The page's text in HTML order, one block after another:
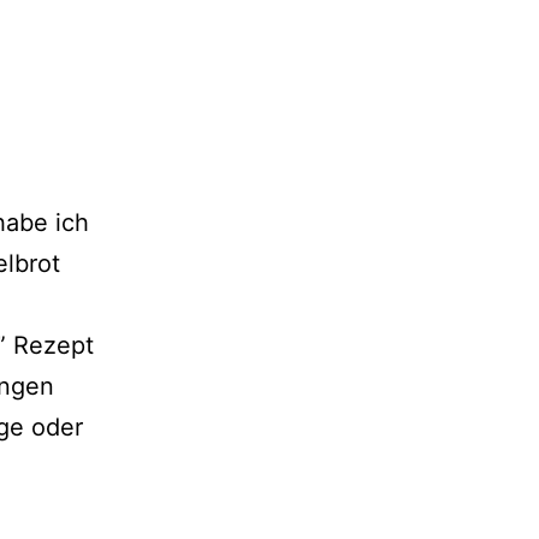
ich
Rezept
oder